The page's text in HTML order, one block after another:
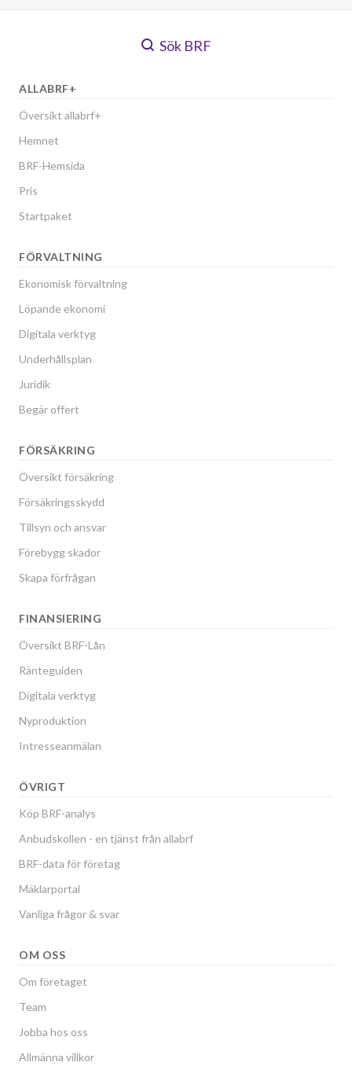
Sök BRF
ALLABRF+
Översikt allabrf+
Hemnet
BRF-Hemsida
Pris
Startpaket
FÖRVALTNING
Ekonomisk förvaltning
Löpande ekonomi
Digitala verktyg
Underhållsplan
Juridik
Begär offert
FÖRSÄKRING
Översikt försäkring
Försäkringsskydd
Tillsyn och ansvar
Förebygg skador
Skapa förfrågan
FINANSIERING
Översikt BRF-Lån
Ränteguiden
Digitala verktyg
Nyproduktion
Intresseanmälan
ÖVRIGT
Köp BRF-analys
Anbudskollen - en tjänst från allabrf
BRF-data för företag
Mäklarportal
Vanliga frågor & svar
OM OSS
Om företaget
Team
Jobba hos oss
Allmänna villkor